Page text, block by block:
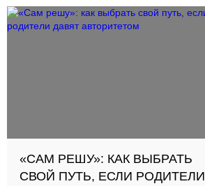
«САМ РЕШУ»: КАК ВЫБРАТЬ
СВОЙ ПУТЬ, ЕСЛИ РОДИТЕЛИ